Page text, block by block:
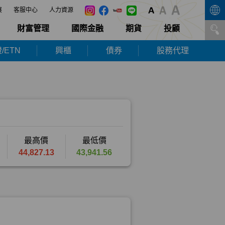
客服中心 人力資源
財富管理 國際金融 期貨 投顧
ETN 興櫃 債券 股務代理